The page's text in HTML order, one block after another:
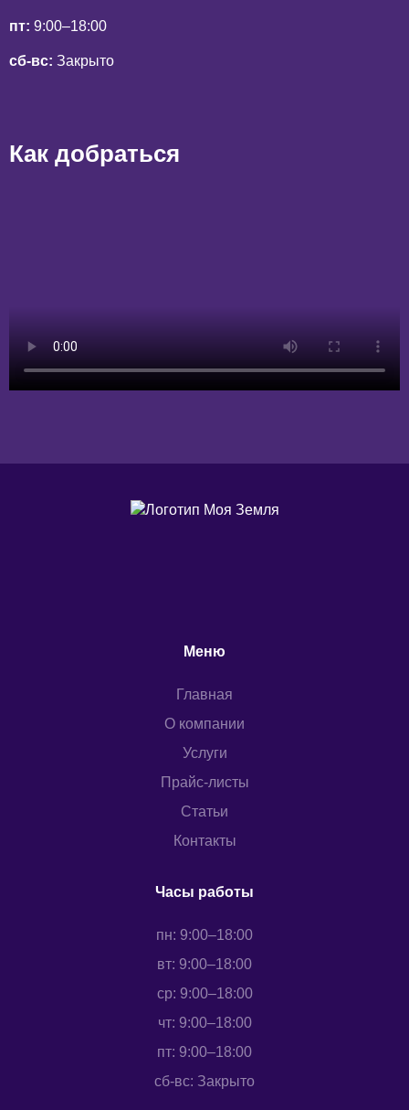
пт: 9:00–18:00
сб-вс: Закрыто
Как добраться
Меню
Главная
О компании
Услуги
Прайс-листы
Статьи
Контакты
Часы работы
пн: 9:00–18:00
вт: 9:00–18:00
ср: 9:00–18:00
чт: 9:00–18:00
пт: 9:00–18:00
сб-вс: Закрыто